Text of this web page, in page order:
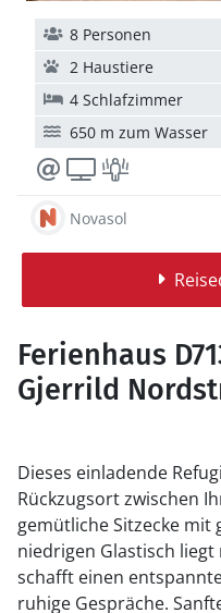
8 Personen
2 Haustiere
4 Schlafzimmer
650 m zum Wasser
Novasol
Ferienhaus
Gjerrild
Dieses einladende
Rückzugsort zwischen
gemütliche Sitzecke mit
niedrigen Glastisch
schafft einen
ruhige Gespräche.